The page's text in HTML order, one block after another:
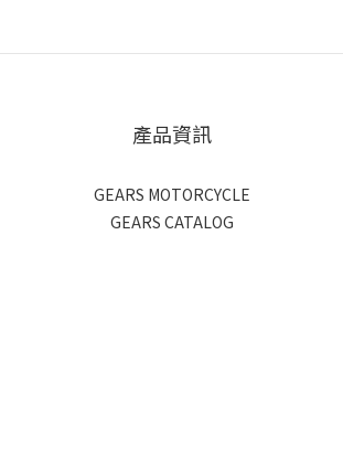
產品資訊
GEARS MOTORCYCLE
GEARS CATALOG